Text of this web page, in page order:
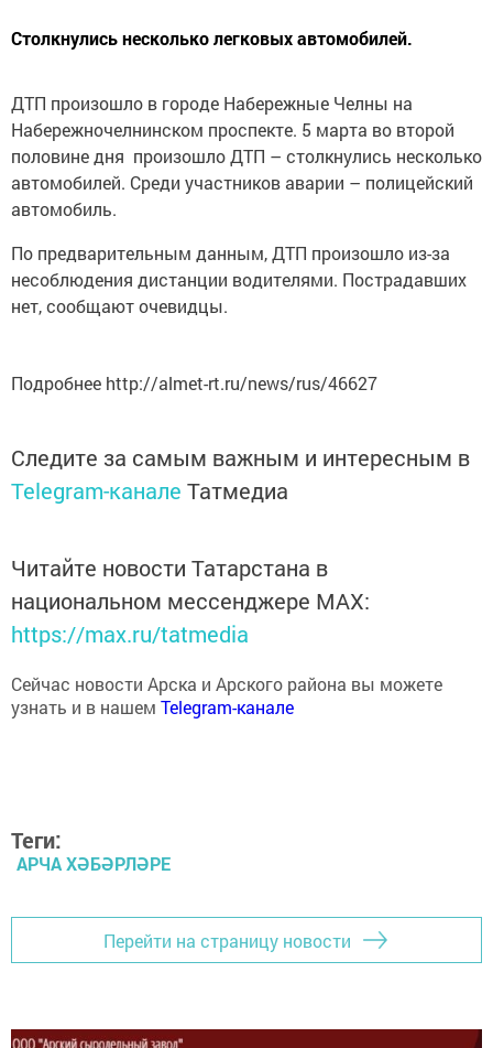
Столкнулись несколько легковых автомобилей.
ДТП произошло в городе Набережные Челны на
Набережночелнинском проспекте. 5 марта во второй
половине дня произошло ДТП – столкнулись несколько
автомобилей. Среди участников аварии – полицейский
автомобиль.
По предварительным данным, ДТП произошло из-за
несоблюдения дистанции водителями. Пострадавших
нет, сообщают очевидцы.
Подробнее http://almet-rt.ru/news/rus/46627
Следите за самым важным и интересным в
Telegram-канале Татмедиа
Читайте новости Татарстана в
национальном мессенджере MАХ:
https://max.ru/tatmedia
Сейчас новости Арска и Арского района вы можете
узнать и в нашем Telegram-канале
Теги:
АРЧА ХӘБӘРЛӘРЕ
Перейти на страницу новости